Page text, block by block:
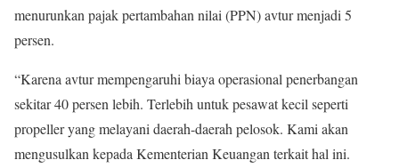
menurunkan pajak pertambahan nilai (PPN) avtur menjadi 5
persen.
“Karena avtur mempengaruhi biaya operasional penerbangan
sekitar 40 persen lebih. Terlebih untuk pesawat kecil seperti
propeller yang melayani daerah-daerah pelosok. Kami akan
mengusulkan kepada Kementerian Keuangan terkait hal ini.